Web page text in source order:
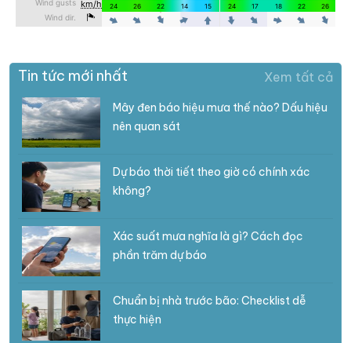
Tin tức mới nhất Xem tất cả
Mây đen báo hiệu mưa thế nào? Dấu hiệu
nên quan sát
Dự báo thời tiết theo giờ có chính xác
không?
Xác suất mưa nghĩa là gì? Cách đọc
phần trăm dự báo
Chuẩn bị nhà trước bão: Checklist dễ
thực hiện